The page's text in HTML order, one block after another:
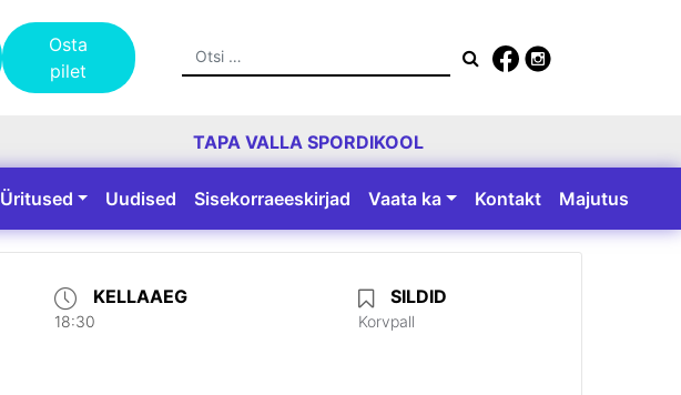
Osta
pilet
Otsing
TAPA VALLA SPORDIKOOL
Üritused Uudised Sisekorraeeskirjad Vaata ka Kontakt Majutus
KELLAAEG
18:30
SILDID
Korvpall